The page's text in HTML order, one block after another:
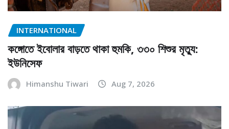
INTERNATIONAL
কঙ্গোতে ইবোলার বাড়তে থাকা হুমকি, ৩৩০ শিশুর মৃত্যু:
ইউনিসেফ
Himanshu Tiwari Aug 7, 2026